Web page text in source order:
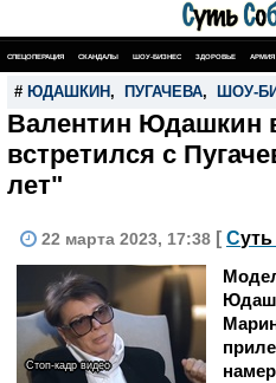
СПЕЦОПЕРАЦИЯ СКАНДАЛЫ ШОУ-БИЗНЕС ЗДОРОВЬЕ АРМИЯ
# ЮДАШКИН , ПУГАЧЕВА, ШОУ-
Валентин Юдашкин
встретился с
лет"
22 марта 2023, 17:38 [ Суть
Стоп-кадр видео